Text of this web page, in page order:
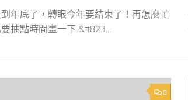
年底了，轉眼今年要結束了！再怎麼忙
抽點時間畫一下 &#823...
8